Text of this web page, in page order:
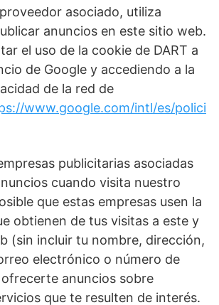
asociado, utiliza
anuncios en este sitio web.
el uso de la cookie de DART a
de Google y accediendo a la
de la red de
www.google.com/intl/es/polici
publicitarias asociadas
cuando visita nuestro
que estas empresas usen la
obtienen de tus visitas a este y
(sin incluir tu nombre, dirección,
electrónico o número de
anuncios sobre
que te resulten de interés.